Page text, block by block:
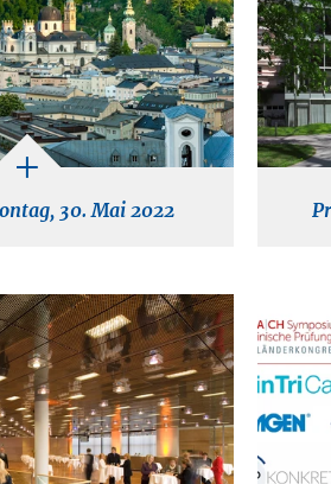
30. Mai 2022